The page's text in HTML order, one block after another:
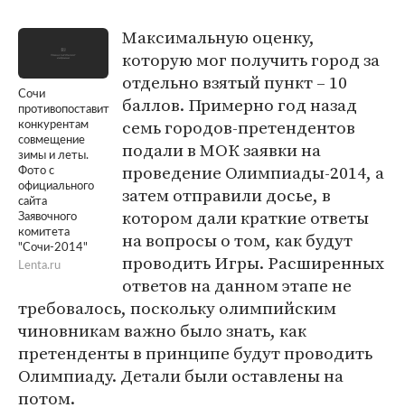
Сочи
противопоставит
конкурентам
совмещение
зимы и леты.
Фото с
официального
сайта
Заявочного
комитета
"Сочи-2014"
Lenta.ru
Максимальную оценку,
которую мог получить город за
отдельно взятый пункт – 10
баллов. Примерно год назад
семь городов-претендентов
подали в МОК заявки на
проведение Олимпиады-2014, а
затем отправили досье, в
котором дали краткие ответы
на вопросы о том, как будут
проводить Игры. Расширенных
ответов на данном этапе не
требовалось, поскольку олимпийским
чиновникам важно было знать, как
претенденты в принципе будут проводить
Олимпиаду. Детали были оставлены на
потом.